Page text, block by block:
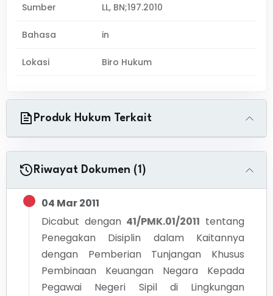
Sumber LL, BN;197.2010
Bahasa in
Lokasi Biro Hukum
Produk Hukum Terkait
Riwayat Dokumen (1)
04 Mar 2011
Dicabut dengan 41/PMK.01/2011 tentang
Penegakan Disiplin dalam Kaitannya
dengan Pemberian Tunjangan Khusus
Pembinaan Keuangan Negara Kepada
Pegawai Negeri Sipil di Lingkungan